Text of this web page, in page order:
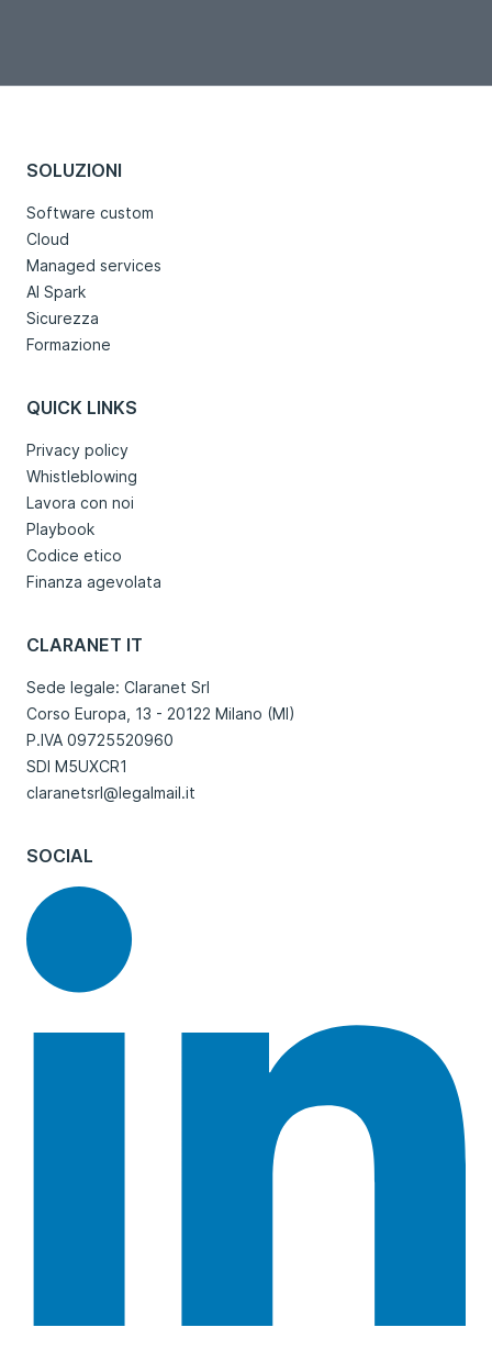
SOLUZIONI
Software custom
Cloud
Managed services
AI Spark
Sicurezza
Formazione
QUICK LINKS
Privacy policy
Whistleblowing
Lavora con noi
Playbook
Codice etico
Finanza agevolata
CLARANET IT
Sede legale: Claranet Srl
Corso Europa, 13 - 20122 Milano (MI)
P.IVA 09725520960
SDI M5UXCR1
claranetsrl@legalmail.it
SOCIAL